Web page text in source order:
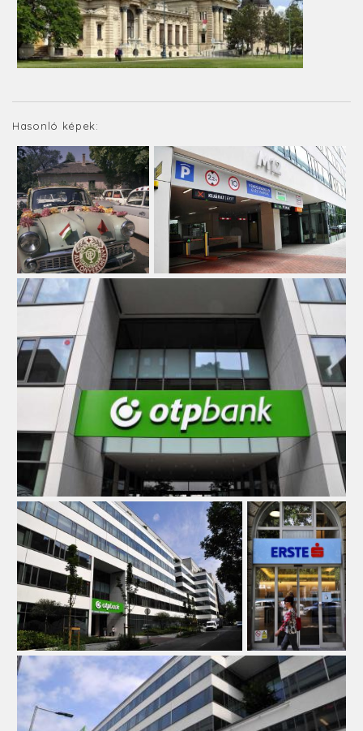
Hasonló képek: